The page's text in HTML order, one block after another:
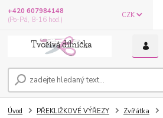
CZK
+420 607984148
(Po-Pá, 8-16 hod.)
Úvod PŘEKLIŽKOVÉ VÝŘEZY Zvířátka